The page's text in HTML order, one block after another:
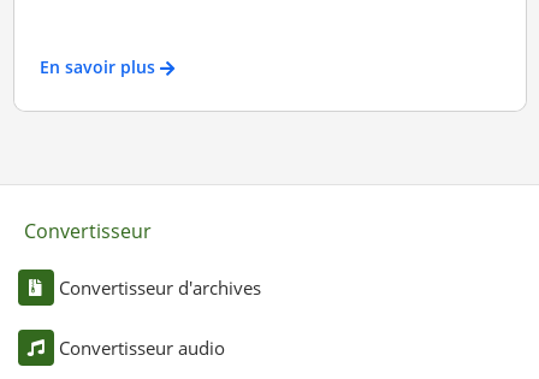
En savoir plus
Convertisseur
Convertisseur d'archives
Convertisseur audio